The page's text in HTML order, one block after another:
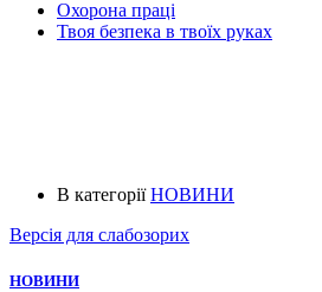
Охорона праці
Твоя безпека в твоїх руках
В категоріїНОВИНИ
Версія для слабозорих
НОВИНИ